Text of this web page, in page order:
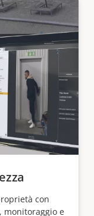
con
monitoraggio e